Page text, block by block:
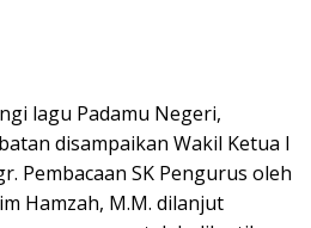
lagu Padamu Negeri,
disampaikan Wakil Ketua I
Pembacaan SK Pengurus oleh
Hamzah, M.M. dilanjut